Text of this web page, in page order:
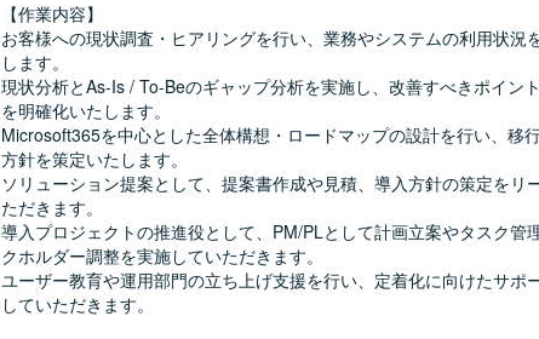
【作業内容】
お客様への現状調査・ヒアリングを行い、業務やシステムの利用状況
します。
現状分析とAs-Is / To-Beのギャップ分析を実施し、改善すべきポイン
を明確化いたします。
Microsoft365を中心とした全体構想・ロードマップの設計を行い、移
方針を策定いたします。
ソリューション提案として、提案書作成や見積、導入方針の策定をリ
ただきます。
導入プロジェクトの推進役として、PM/PLとして計画立案やタスク管
クホルダー調整を実施していただきます。
ユーザー教育や運用部門の立ち上げ支援を行い、定着化に向けたサポ
していただきます。